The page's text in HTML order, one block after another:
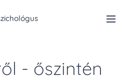
- őszintén